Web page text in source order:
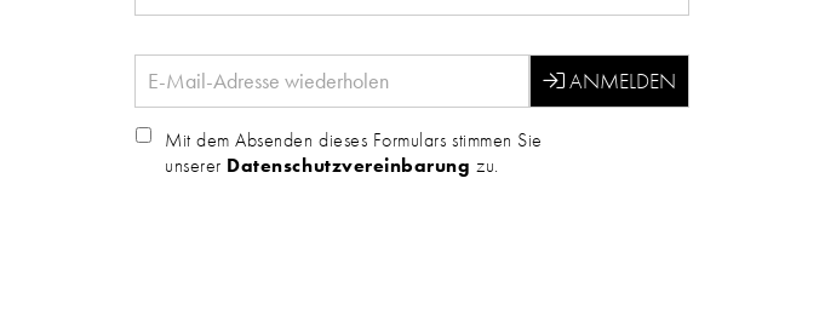
Mit dem Absenden dieses Formulars stimmen Sie
unserer Datenschutzvereinbarung zu.